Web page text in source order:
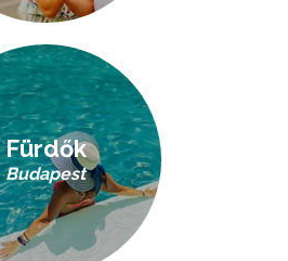
Fürdők
Budapest